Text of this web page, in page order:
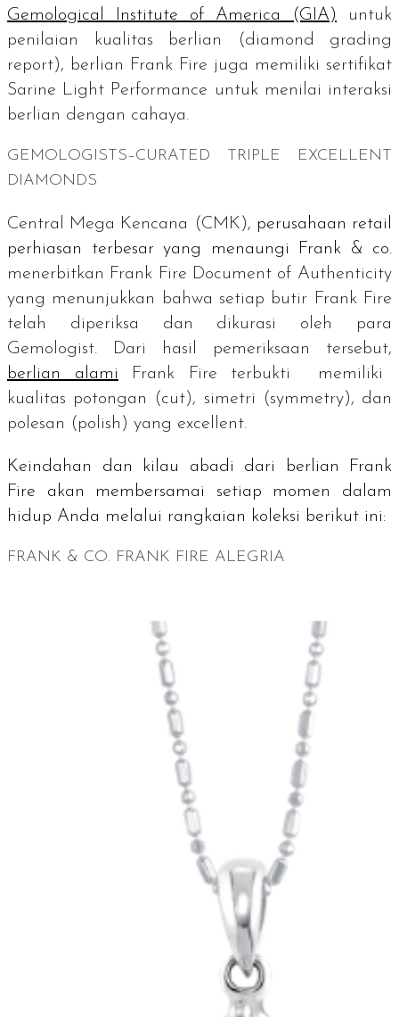
Gemological Institute of America
(GIA) untuk
penilaian kualitas berlian (diamond grading
report), berlian Frank Fire juga memiliki sertifikat
Sarine Light Performance untuk menilai interaksi
berlian dengan cahaya.
GEMOLOGISTS–CURATED TRIPLE EXCELLENT
DIAMONDS
Central Mega Kencana (CMK), perusahaan retail
perhiasan terbesar yang menaungi Frank & co.
menerbitkan Frank Fire Document of Authenticity
yang menunjukkan bahwa setiap butir Frank Fire
telah diperiksa dan dikurasi oleh para
Gemologist.
Dari hasil pemeriksaan tersebut,
berlian alami Frank Fire terbukti memiliki
kualitas potongan (cut), simetri (symmetry), dan
polesan ( polish ) yang excellent.
Keindahan dan kilau abadi dari berlian Frank
Fire akan membersamai setiap momen dalam
hidup Anda melalui rangkaian koleksi berikut ini:
FRANK & CO. FRANK FIRE ALEGRIA